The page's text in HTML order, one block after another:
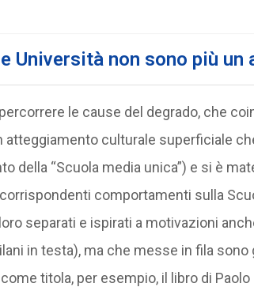
Università non sono più
le cause del degrado, che
atteggiamento culturale superficiale
della “Scuola media unica”) e si è
comportamenti sulla
separati e ispirati a motivazioni
in testa), ma che messe in fila
come titola, per esempio, il libro di